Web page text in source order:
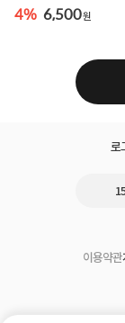
원 케이블 일체형 ...
4% 6,500원
로
이용약관